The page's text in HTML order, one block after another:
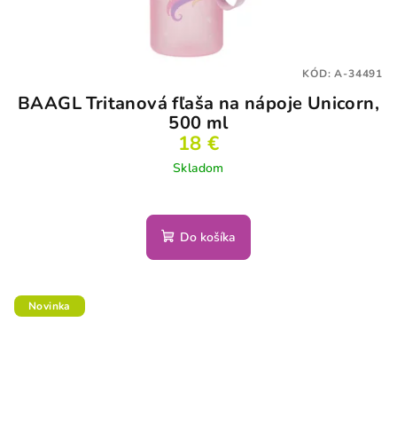
BAAGL Tritanová fľaša na nápoje Unicorn,
500 ml
18 €
Skladom
Do košíka
KÓD:A-34491
Novinka